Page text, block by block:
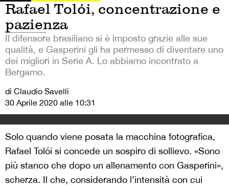
Rafael Tolói, concentrazione e
pazienza
Il difensore brasiliano si è imposto grazie alle sue
qualità, e Gasperini gli ha permesso di diventare uno
dei migliori in Serie A. Lo abbiamo incontrato a
Bergamo.
di Claudio Savelli
30 Aprile 2020 alle 10:31
Solo quando viene posata la macchina fotografica,
Rafael Tolói si concede un sospiro di sollievo. «Sono
più stanco che dopo un allenamento con Gasperini»,
scherza. Il che, considerando l’intensità con cui